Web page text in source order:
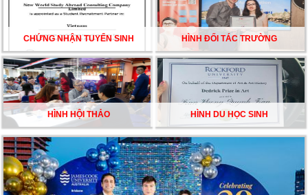
CHỨNG NHẬN TUYỂN SINH HÌNH ĐỐI TÁC TRƯỜNG
HÌNH HỘI THẢO HÌNH DU HỌC SINH